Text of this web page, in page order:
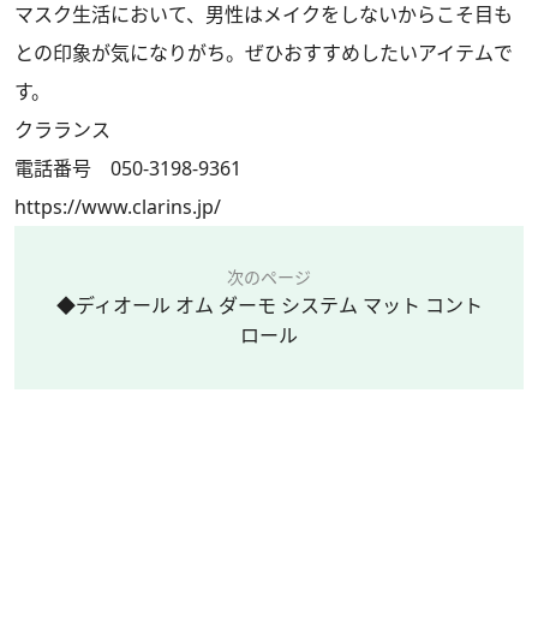
マスク生活において、男性はメイクをしないからこそ目も
との印象が気になりがち。ぜひおすすめしたいアイテムで
す。
クラランス
電話番号 050-3198-9361
https://www.clarins.jp/
次のページ
◆ディオール オム ダーモ システム マット コント
ロール